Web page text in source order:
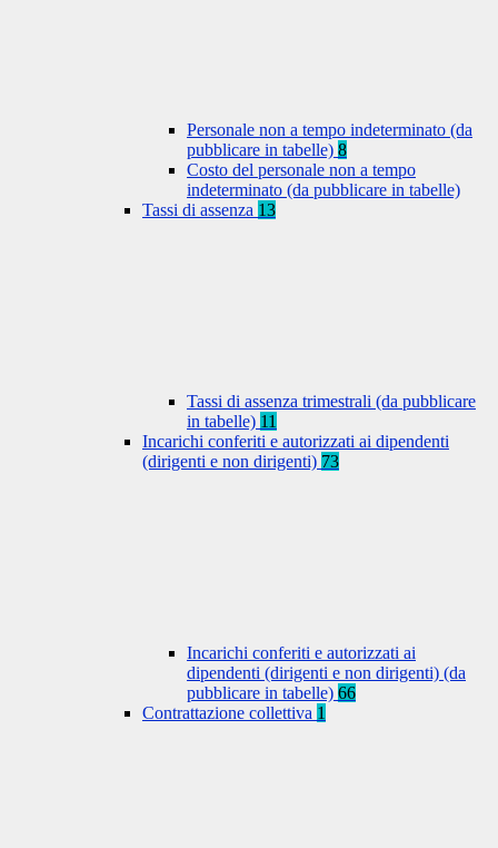
Personale non a tempo indeterminato (da
pubblicare in tabelle) 8
Costo del personale non a tempo
indeterminato (da pubblicare in tabelle)
Tassi di assenza 13
Tassi di assenza trimestrali (da pubblicare
in tabelle) 11
Incarichi conferiti e autorizzati ai dipendenti
(dirigenti e non dirigenti) 73
Incarichi conferiti e autorizzati ai
dipendenti (dirigenti e non dirigenti) (da
pubblicare in tabelle) 66
Contrattazione collettiva 1